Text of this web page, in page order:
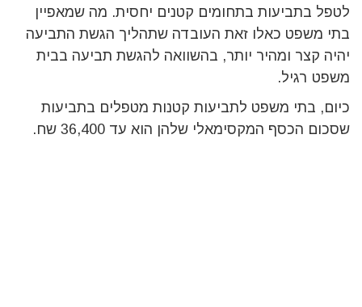
לטפל בתביעות בתחומים קטנים יחסית. מה שמאפיין
בתי משפט כאלו זאת העובדה שתהליך הגשת התביעה
יהיה קצר ומהיר יותר, בהשוואה להגשת תביעה בבית
משפט רגיל.
כיום, בתי משפט לתביעות קטנות מטפלים בתביעות
שסכום הכסף המקסימאלי שלהן הוא עד 36,400 שח.